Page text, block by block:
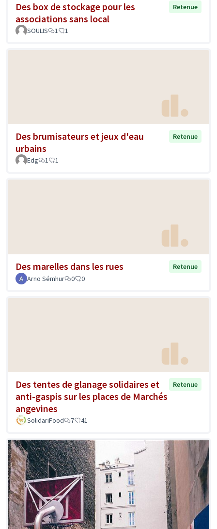
Des box de stockage pour les
associations sans local
Retenue
SOULIS 1 1
Des brumisateurs et jeux d'eau
urbains
Retenue
Edg 1 1
Des marelles dans les rues
Retenue
Arno Sémhur
0 0
Des tentes de glanage solidaires et
anti-gaspis sur les places de Marchés
angevines
Retenue
SolidariFood 7 41